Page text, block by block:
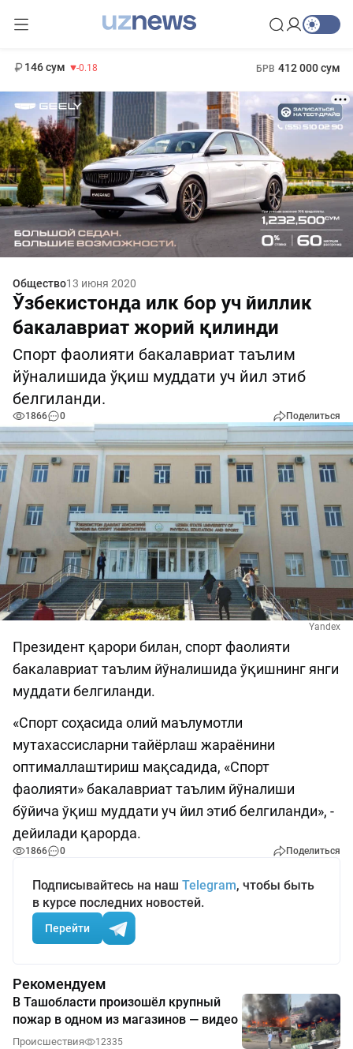
146 сум -0.18 БРВ 412 000 сум
Общество13 июня 2020
Ўзбекистонда илк бор уч йиллик
бакалавриат жорий қилинди
Спорт фаолияти бакалавриат таълим
йўналишида ўқиш муддати уч йил этиб
белгиланди.
1866 0 Поделиться
Yandex
Президент қарори билан, спорт фаолияти
бакалавриат таълим йўналишида ўқишнинг янги
муддати белгиланди.
«Спорт соҳасида олий маълумотли
мутахассисларни тайёрлаш жараёнини
оптималлаштириш мақсадида, «Спорт
фаолияти» бакалавриат таълим йўналиши
бўйича ўқиш муддати уч йил этиб белгиланди», -
дейилади қарорда.
1866 0 Поделиться
Подписывайтесь на наш Telegram, чтобы быть
в курсе последних новостей.
Перейти
Рекомендуем
В Ташобласти произошёл крупный
пожар в одном из магазинов — видео
Происшествия 12335